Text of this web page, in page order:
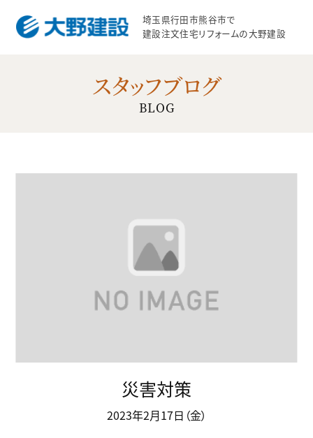
埼玉県行田市熊谷市で
建設注文住宅リフォームの大野建設
スタッフブログ
BLOG
災害対策
2023年2月17日（金）